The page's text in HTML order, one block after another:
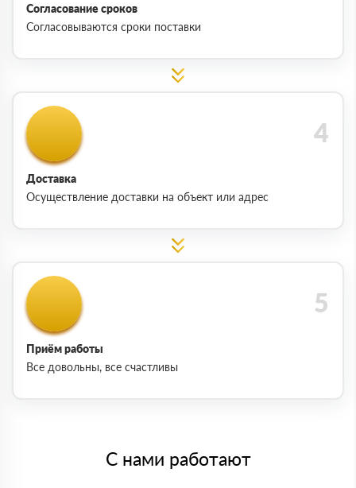
Согласование сроков
Согласовываются сроки поставки
Доставка
Осуществление доставки на объект или адрес
Приём работы
Все довольны, все счастливы
С нами работают